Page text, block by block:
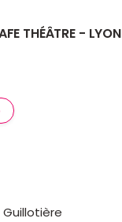
THÉÂTRE - LYON